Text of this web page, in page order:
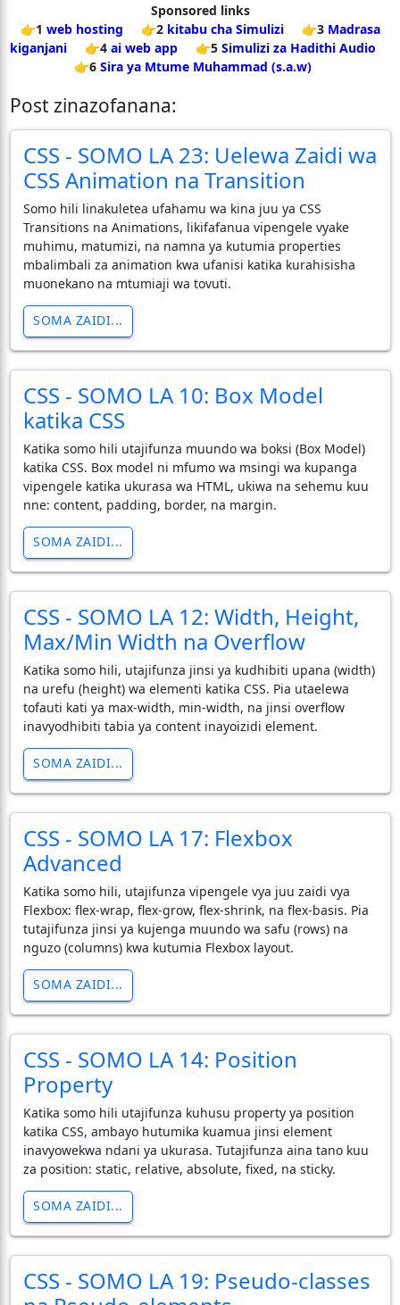
Sponsored links
👉1 web hosting 👉2 kitabu cha Simulizi 👉3 Madrasa
kiganjani
👉4 ai web app 👉5 Simulizi za Hadithi Audio
👉6 Sira ya Mtume Muhammad (s.a.w)
Post zinazofanana:
CSS - SOMO LA 23: Uelewa Zaidi wa
CSS Animation na Transition
Somo hili linakuletea ufahamu wa kina juu ya CSS
Transitions na Animations, likifafanua vipengele vyake
muhimu, matumizi, na namna ya kutumia properties
mbalimbali za animation kwa ufanisi katika kurahisisha
muonekano na mtumiaji wa tovuti.
SOMA ZAIDI...
CSS - SOMO LA 10: Box Model
katika CSS
Katika somo hili utajifunza muundo wa boksi (Box Model)
katika CSS. Box model ni mfumo wa msingi wa kupanga
vipengele katika ukurasa wa HTML, ukiwa na sehemu kuu
nne: content, padding, border, na margin.
SOMA ZAIDI...
CSS - SOMO LA 12: Width, Height,
Max/Min Width na Overflow
Katika somo hili, utajifunza jinsi ya kudhibiti upana (width)
na urefu (height) wa elementi katika CSS. Pia utaelewa
tofauti kati ya max-width, min-width, na jinsi overflow
inavyodhibiti tabia ya content inayoizidi element.
SOMA ZAIDI...
CSS - SOMO LA 17: Flexbox
Advanced
Katika somo hili, utajifunza vipengele vya juu zaidi vya
Flexbox: flex-wrap, flex-grow, flex-shrink, na flex-basis. Pia
tutajifunza jinsi ya kujenga muundo wa safu (rows) na
nguzo (columns) kwa kutumia Flexbox layout.
SOMA ZAIDI...
CSS - SOMO LA 14: Position
Property
Katika somo hili utajifunza kuhusu property ya position
katika CSS, ambayo hutumika kuamua jinsi element
inavyowekwa ndani ya ukurasa. Tutajifunza aina tano kuu
za position: static, relative, absolute, fixed, na sticky.
SOMA ZAIDI...
CSS - SOMO LA 19: Pseudo-classes